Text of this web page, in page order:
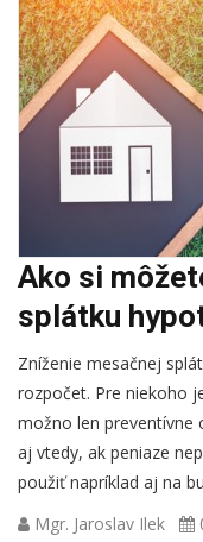
Ako si
splátku
Zníženie mesačnej
rozpočet. Pre niekoho
možno len preventívne
aj vtedy, ak peniaze
použiť napríklad aj na
Mgr. Jaroslav Ilek